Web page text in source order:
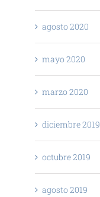
agosto 2020
mayo 2020
marzo 2020
diciembre 2019
octubre 2019
agosto 2019